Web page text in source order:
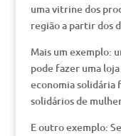
uma vitrine dos
região a partir dos
Mais um exemplo:
pode fazer uma
economia
solidários de
E outro exemplo: